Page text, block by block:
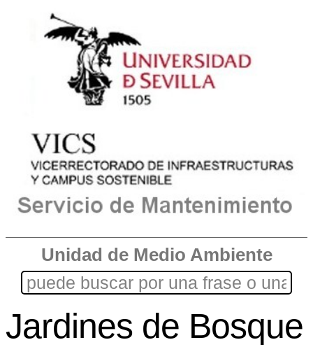
Unidad de Medio Ambiente
Jardines de Bosque